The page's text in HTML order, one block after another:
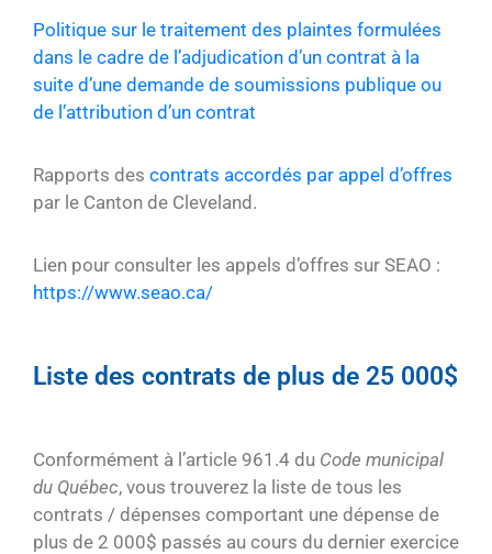
Politique sur le traitement des plaintes formulées
dans le cadre de l’adjudication d’un contrat à la
suite d’une demande de soumissions publique ou
de l’attribution d’un contrat
Rapports des contrats accordés par appel d’offres
par le Canton de Cleveland.
Lien pour consulter les appels d’offres sur SEAO :
https://www.seao.ca/
Liste des contrats de plus de 25 000$
Conformément à l’article 961.4 du Code municipal
du Québec, vous trouverez la liste de tous les
contrats / dépenses comportant une dépense de
plus de 2 000$ passés au cours du dernier exercice